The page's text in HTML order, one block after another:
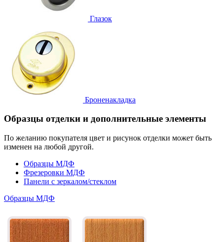
Глазок
Броненакладка
Образцы отделки и дополнительные элементы
По желанию покупателя цвет и рисунок отделки может быть
изменен на любой другой.
Образцы МДФ
Фрезеровки МДФ
Панели с зеркалом/стеклом
Образцы МДФ